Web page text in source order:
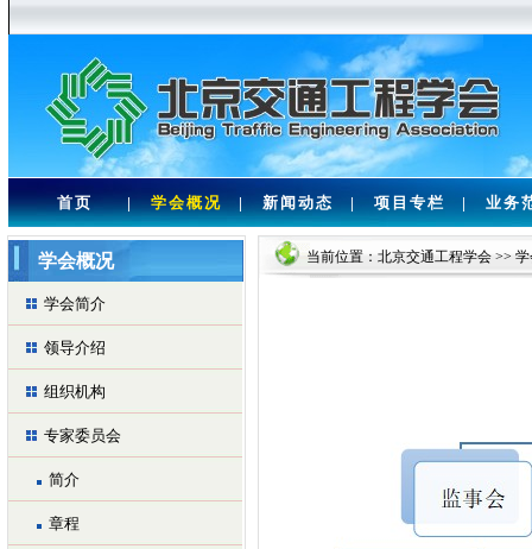
首页 | 学会概况 | 新闻动态 | 项目专栏 | 业务
学会概况
学会简介
领导介绍
组织机构
专家委员会
简介
章程
当前位置： 北京交通工程学会>> 学